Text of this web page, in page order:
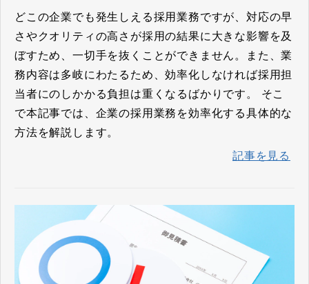
どこの企業でも発生しえる採用業務ですが、対応の早
さやクオリティの高さが採用の結果に大きな影響を及
ぼすため、一切手を抜くことができません。また、業
務内容は多岐にわたるため、効率化しなければ採用担
当者にのしかかる負担は重くなるばかりです。 そこ
で本記事では、企業の採用業務を効率化する具体的な
方法を解説します。
記事を見る